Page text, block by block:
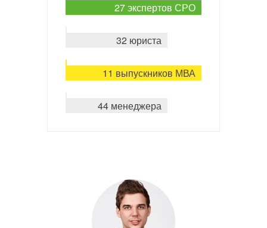
27 экспертов СРО
32 юриста
11 выпускников МВА
44 менеджера